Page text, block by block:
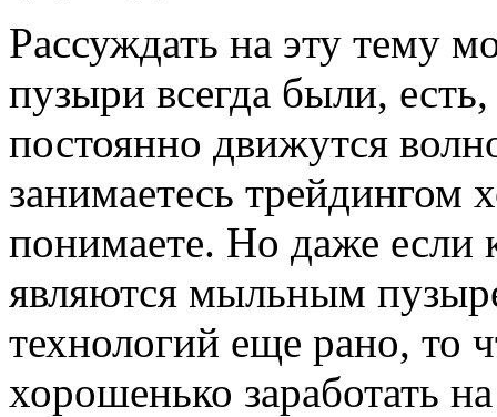
Рассуждать на эту тему
пузыри всегда были,
постоянно движутся
занимаетесь трейдингом
понимаете. Но даже если
являются мыльным
технологий еще рано, то
хорошенько заработать